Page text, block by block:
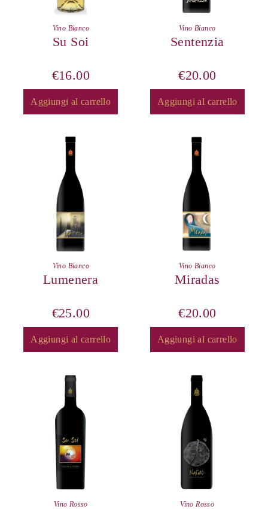
Vino Bianco
Su Soi
€16.00
Aggiungi al carrello
Vino Bianco
Sentenzia
€20.00
Aggiungi al carrello
Vino Bianco
Lumenera
€25.00
Aggiungi al carrello
Vino Bianco
Miradas
€20.00
Aggiungi al carrello
Vino Rosso Vino Rosso